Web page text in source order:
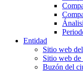
Entidad
Sitio web
Sitio web de
Buzón del